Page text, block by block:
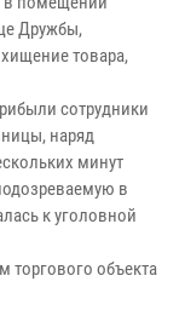
Дружбы,
товара,
сотрудники
наряд
минут
в
к уголовной
торгового объекта